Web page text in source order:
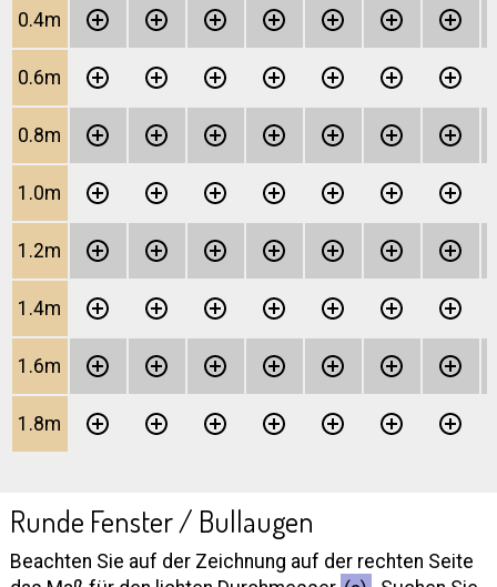
0.4m
0.6m
0.8m
1.0m
1.2m
1.4m
1.6m
1.8m
Runde Fenster / Bullaugen
Beachten Sie auf der Zeichnung auf der rechten Seite